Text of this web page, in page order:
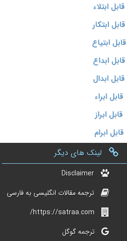
قابل ابتلاء
قابل ابتکار
قابل ابتیاع
قابل ابداع
قابل ابدال
قابل ابراء
قابل ابراز
قابل ابرام
لینک های دیگر
Disclaimer
ترجمه مقالات انگلیسی به فارسی
https://satraa.com/
ترجمه گوگل